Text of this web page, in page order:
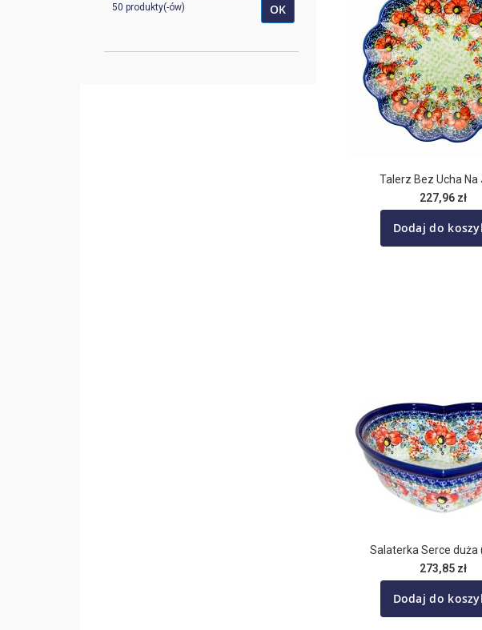
Talerz Bez Ucha Na
227,96 zł
Dodaj do
Salaterka Serce duża
273,85 zł
Dodaj do
50 produkty(-ów) OK